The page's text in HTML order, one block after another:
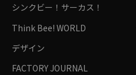
シンクビー！サーカス！
Think Bee! WORLD
デザイン
FACTORY JOURNAL